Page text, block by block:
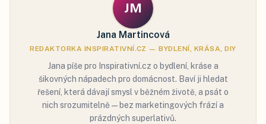
JM
Jana Martincová
REDAKTORKA INSPIRATIVNÍ.CZ — BYDLENÍ, KRÁSA, DIY
Jana píše pro Inspirativní.cz o bydlení, kráse a
šikovných nápadech pro domácnost. Baví ji hledat
řešení, která dávají smysl v běžném životě, a psát o
nich srozumitelně — bez marketingových frází a
prázdných superlativů.